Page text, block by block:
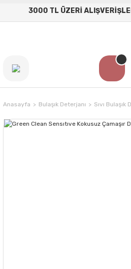
3000 TL ÜZERİ
Anasayfa Bulaşık Deterjanı Sıvı Bulaşık